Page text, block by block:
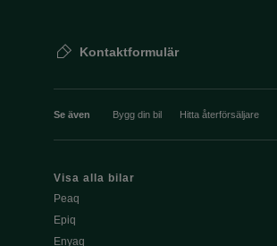
Kontaktformulär
Se även Bygg din bil Hitta återförsäljare
Visa alla bilar
Peaq
Epiq
Enyaq